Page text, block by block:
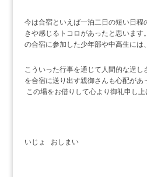
今は合宿といえば一泊二日の短い日
きや感じるトコロがあったと思いま
の合宿に参加した少年部や中高生に
こういった行事を通じて人間的な逞
を合宿に送り出す親御さんも心配が
この場をお借りして心より御礼申し
いじょ おしまい